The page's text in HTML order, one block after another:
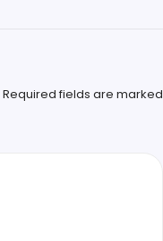
Required fields are marked